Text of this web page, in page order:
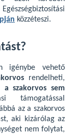
közzéteszi.
igénybe vehető
rendelheti,
a szakorvos sem
támogatással
az a szakorvos
aki kizárólag az
nem folytat,